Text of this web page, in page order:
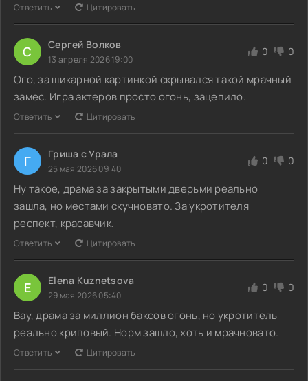
Ответить Цитировать
С Сергей Волков
13 апреля 2026 19:00
0 0
Ого, за шикарной картинкой скрывался такой мрачный
замес. Игра актеров просто огонь, зацепило.
Ответить Цитировать
Г Гриша с Урала
25 мая 2026 09:40
0 0
Ну такое, драма за закрытыми дверьми реально
зашла, но местами скучновато. За укротителя
респект, красавчик.
Ответить Цитировать
E Elena Kuznetsova
29 мая 2026 05:40
0 0
Вау, драма за миллион баксов огонь, но укротитель
реально криповый. Норм зашло, хоть и мрачновато.
Ответить Цитировать